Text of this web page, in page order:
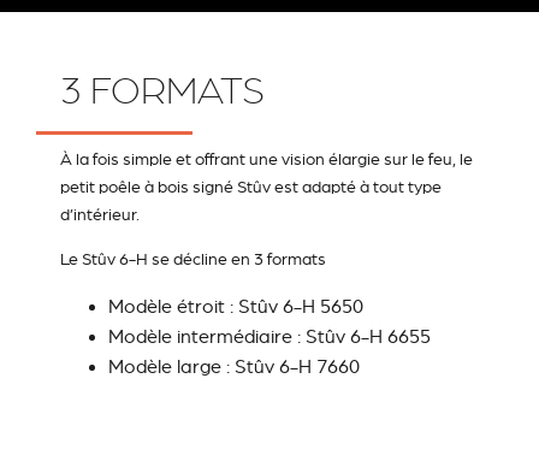
3 FORMATS
À la fois simple et offrant une vision élargie sur le feu, le
petit poêle à bois signé Stûv est adapté à tout type
d’intérieur.
Le Stûv 6-H se décline en 3 formats
Modèle étroit : Stûv 6-H 5650
Modèle intermédiaire : Stûv 6-H 6655
Modèle large : Stûv 6-H 7660